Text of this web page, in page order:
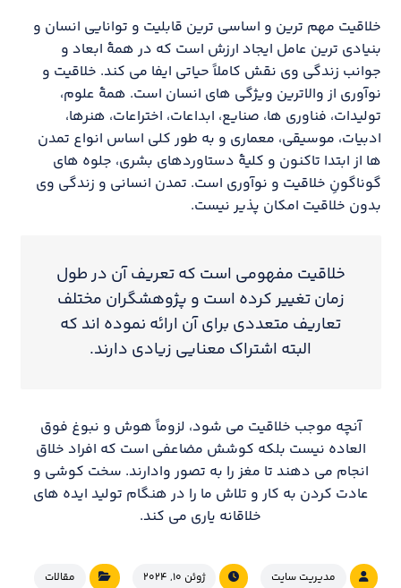
خلاقیت مهم ترین و اساسی ترین قابلیت و توانایی انسان و
بنیادی ترین عامل ایجاد ارزش است که در همهٔ ابعاد و
جوانب زندگی وی نقش کاملاً حیاتی ایفا می کند. خلاقیت و
نوآوری از والاترین ویژگی های انسان است. همهٔ علوم،
تولیدات، فناوری ها، صنایع، ابداعات، اختراعات، هنرها،
ادبیات، موسیقی، معماری و به طور کلی اساس انواع تمدن
ها از ابتدا تاکنون و کلیهٔ دستاوردهای بشری، جلوه های
گوناگونِ خلاقیت و نوآوری است. تمدن انسانی و زندگی وی
بدون خلاقیت امکان پذیر نیست.
خلاقیت مفهومی است که تعریف آن در طول
زمان تغییر کرده است و پژوهشگران مختلف
تعاریف متعددی برای آن ارائه نموده اند که
البته اشتراک معنایی زیادی دارند.
آنچه موجب خلاقیت می شود، لزوماً هوش و نبوغ فوق
العاده نیست بلکه کوشش مضاعفی است که افراد خلاق
انجام می دهند تا مغز را به تصور وادارند. سخت کوشی و
عادت کردن به کار و تلاش ما را در هنگام تولید ایده های
خلاقانه یاری می کند.
مدیریت سایت ژوئن ۱۰, ۲۰۲۴ مقالات